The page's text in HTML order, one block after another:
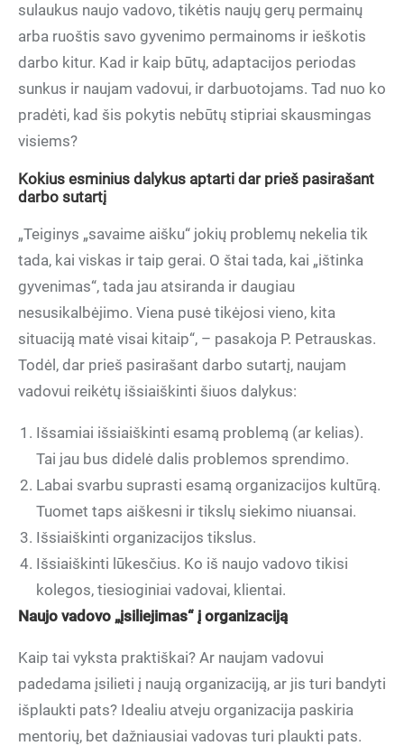
sulaukus naujo vadovo, tikėtis naujų gerų permainų
arba ruoštis savo gyvenimo permainoms ir ieškotis
darbo kitur. Kad ir kaip būtų, adaptacijos periodas
sunkus ir naujam vadovui, ir darbuotojams. Tad nuo ko
pradėti, kad šis pokytis nebūtų stipriai skausmingas
visiems?
Kokius esminius dalykus aptarti dar prieš pasirašant
darbo sutartį
„Teiginys „savaime aišku“ jokių problemų nekelia tik
tada, kai viskas ir taip gerai. O štai tada, kai „ištinka
gyvenimas“, tada jau atsiranda ir daugiau
nesusikalbėjimo. Viena pusė tikėjosi vieno, kita
situaciją matė visai kitaip“, – pasakoja P. Petrauskas.
Todėl, dar prieš pasirašant darbo sutartį, naujam
vadovui reikėtų išsiaiškinti šiuos dalykus:
Išsamiai išsiaiškinti esamą problemą (ar kelias).
Tai jau bus didelė dalis problemos sprendimo.
Labai svarbu suprasti esamą organizacijos kultūrą.
Tuomet taps aiškesni ir tikslų siekimo niuansai.
Išsiaiškinti organizacijos tikslus.
Išsiaiškinti lūkesčius. Ko iš naujo vadovo tikisi
kolegos, tiesioginiai vadovai, klientai.
Naujo vadovo „įsiliejimas“ į organizaciją
Kaip tai vyksta praktiškai? Ar naujam vadovui
padedama įsilieti į naują organizaciją, ar jis turi bandyti
išplaukti pats? Idealiu atveju organizacija paskiria
mentorių, bet dažniausiai vadovas turi plaukti pats.